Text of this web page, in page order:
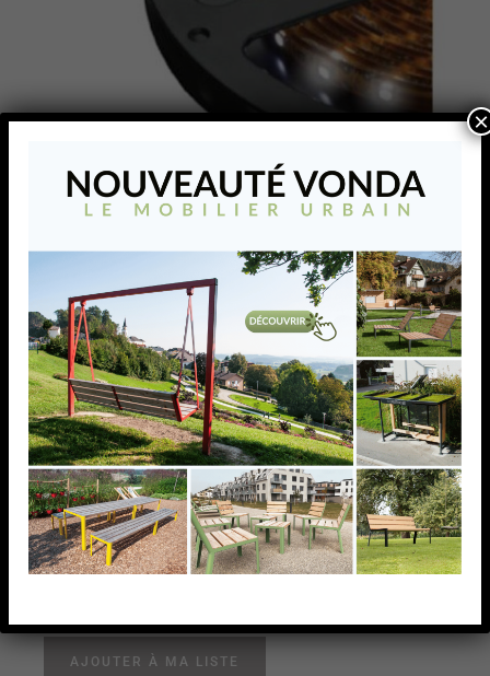
Ligne LED – CROSILUX,
IP65, dimensions 10×3,5
mm, Blanc froid, 12 V / 2,2
A (rouleau 5m)
Ligne LED – CROSILUX, IP65, dimensions 10×3,5 mm,
AJOUTER À MA LISTE
×